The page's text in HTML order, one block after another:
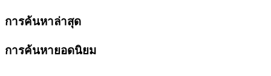
การค้นหาล่าสุด
การค้นหายอดนิยม